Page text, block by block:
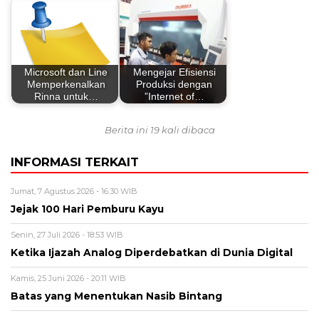
Microsoft dan Line
Memperkenalkan
Rinna untuk…
Mengejar Efisiensi
Produksi dengan
”Internet of…
Berita ini 19 kali dibaca
INFORMASI TERKAIT
Jumat, 7 Agustus 2026 - 16:30 WIB
Jejak 100 Hari Pemburu Kayu
Senin, 27 Juli 2026 - 18:53 WIB
Ketika Ijazah Analog Diperdebatkan di Dunia Digital
Kamis, 25 Juni 2026 - 20:11 WIB
Batas yang Menentukan Nasib Bintang